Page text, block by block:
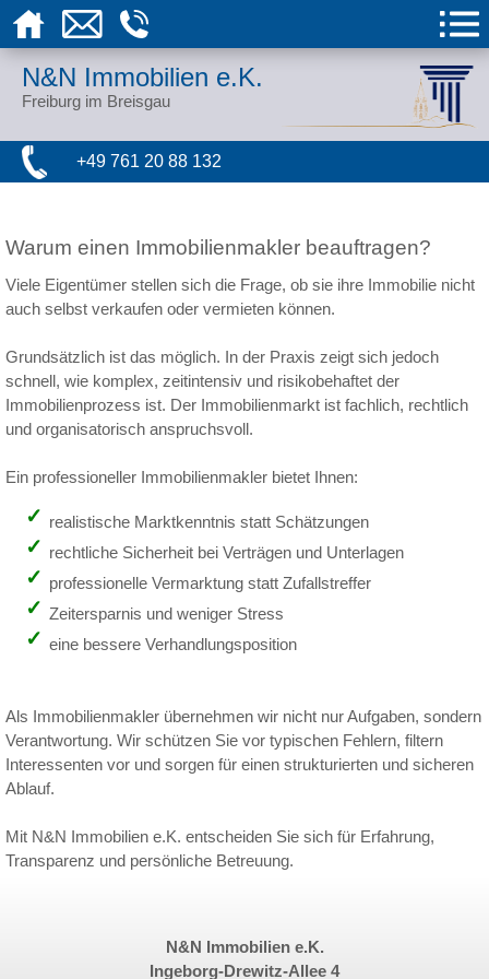
N&N Immobilien e.K.
Freiburg im Breisgau
+49 761 20 88 132
Warum einen Immobilienmakler beauftragen?
Viele Eigentümer stellen sich die Frage, ob sie ihre Immobilie nicht
auch selbst verkaufen oder vermieten können.
Grundsätzlich ist das möglich. In der Praxis zeigt sich jedoch
schnell, wie komplex, zeitintensiv und risikobehaftet der
Immobilienprozess ist. Der Immobilienmarkt ist fachlich, rechtlich
und organisatorisch anspruchsvoll.
Ein professioneller Immobilienmakler bietet Ihnen:
realistische Marktkenntnis statt Schätzungen
rechtliche Sicherheit bei Verträgen und Unterlagen
professionelle Vermarktung statt Zufallstreffer
Zeitersparnis und weniger Stress
eine bessere Verhandlungsposition
Als Immobilienmakler übernehmen wir nicht nur Aufgaben, sondern
Verantwortung. Wir schützen Sie vor typischen Fehlern, filtern
Interessenten vor und sorgen für einen strukturierten und sicheren
Ablauf.
Mit N&N Immobilien e.K. entscheiden Sie sich für Erfahrung,
Transparenz und persönliche Betreuung.
N&N Immobilien e.K.
Ingeborg-Drewitz-Allee 4